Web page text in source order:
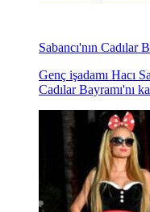
Sabancı'nın Cadılar
Genç işadamı Hacı
Cadılar Bayramı'nı